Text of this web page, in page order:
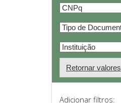
Retornar valores
Adicionar filtros: